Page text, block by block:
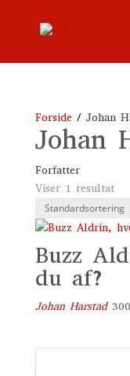
Forside/ Johan
Johan
Forfatter
Viser 1 resultat
Buzz
du af?
Johan Harstad 300